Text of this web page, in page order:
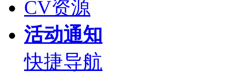
CV资源
活动通知
快捷导航